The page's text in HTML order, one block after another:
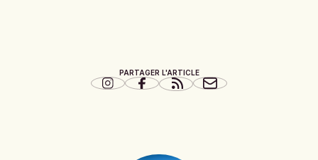
PARTAGER L'ARTICLE